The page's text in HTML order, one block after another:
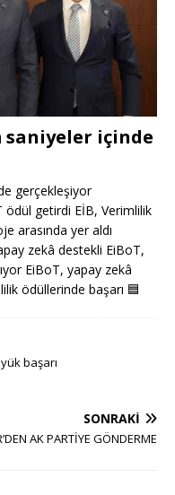
saniyeler içinde
gerçekleşiyor
ödül getirdi EİB, Verimlilik
arasında yer aldı
zekâ destekli EiBoT,
EiBoT, yapay zekâ
ödüllerinde başarı 🟦
başarı
SONRAKI
AK PARTİYE GÖNDERME